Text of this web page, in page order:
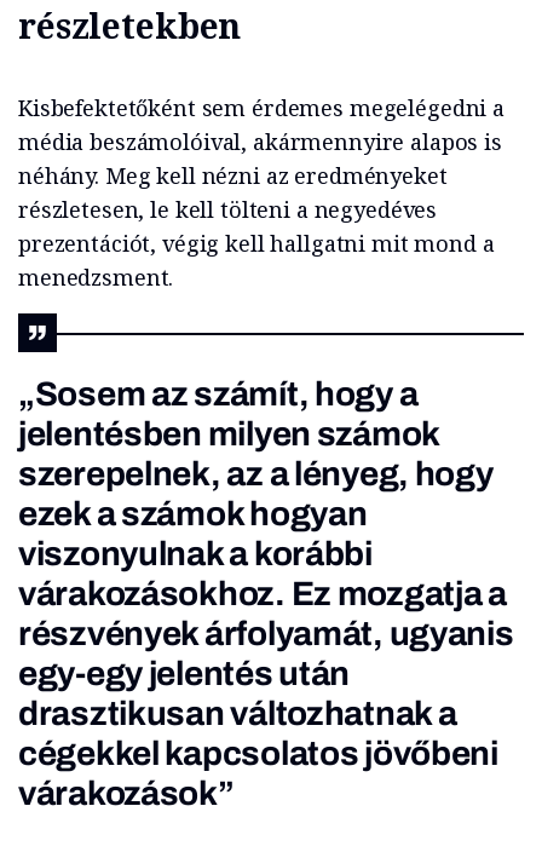
részletekben
Kisbefektetőként sem érdemes megelégedni a
média beszámolóival, akármennyire alapos is
néhány. Meg kell nézni az eredményeket
részletesen, le kell tölteni a negyedéves
prezentációt, végig kell hallgatni mit mond a
menedzsment.
„Sosem az számít, hogy a
jelentésben milyen számok
szerepelnek, az a lényeg, hogy
ezek a számok hogyan
viszonyulnak a korábbi
várakozásokhoz. Ez mozgatja a
részvények árfolyamát, ugyanis
egy-egy jelentés után
drasztikusan változhatnak a
cégekkel kapcsolatos jövőbeni
várakozások”